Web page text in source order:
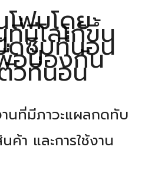
ฟมโดย
มีโลโก้ขึ้น
ซิบที่นอน
อป้องกัน
วที่นอน
นที่มีภาวะแผลกดทับ
า และการใช้งาน